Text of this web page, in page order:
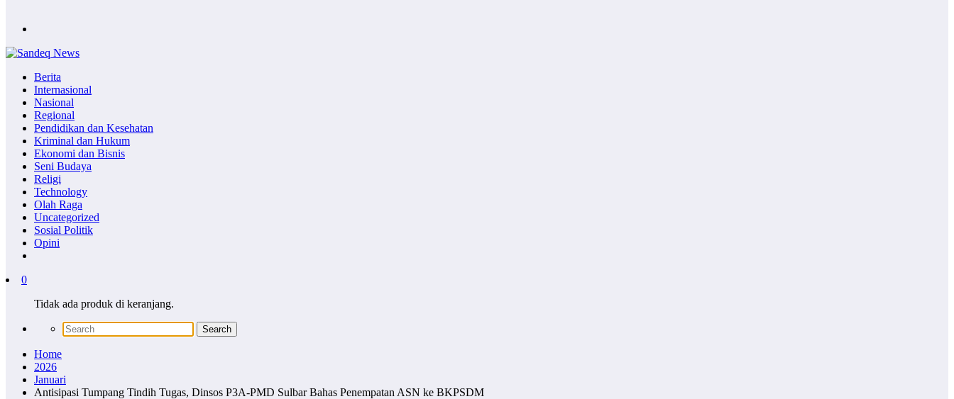
Berita
Internasional
Nasional
Regional
Pendidikan dan Kesehatan
Kriminal dan Hukum
Ekonomi dan Bisnis
Seni Budaya
Religi
Technology
Olah Raga
Uncategorized
Sosial Politik
Opini
0
Tidak ada produk di keranjang.
Home
2026
Januari
Antisipasi Tumpang Tindih Tugas, Dinsos P3A-PMD Sulbar Bahas Penempatan ASN ke BKPSDM